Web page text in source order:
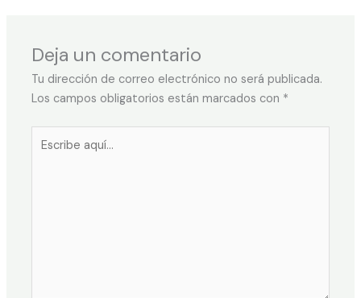
Deja un comentario
Tu dirección de correo electrónico no será publicada.
Los campos obligatorios están marcados con *